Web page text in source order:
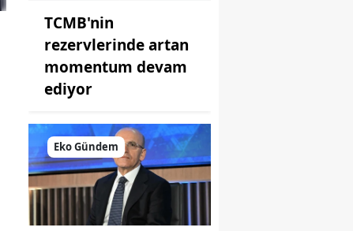
TCMB'nin
rezervlerinde artan
momentum devam
ediyor
Eko Gündem